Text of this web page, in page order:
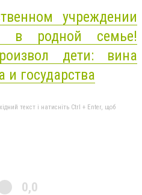
учреждении
в родной семье!
дети: вина
и государства
текст і натисніть Ctrl + Enter, щоб
0,0